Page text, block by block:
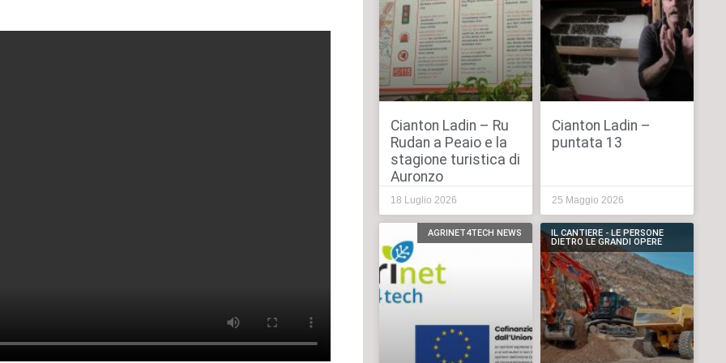
Cianton Ladin – Ru
Rudan a Peaio e la
stagione turistica di
Auronzo
18 Luglio 2026
Cianton Ladin –
puntata 13
25 Maggio 2026
AGRINET4TECH NEWS
IL CANTIERE - LE PERSONE
DIETRO LE GRANDI OPERE